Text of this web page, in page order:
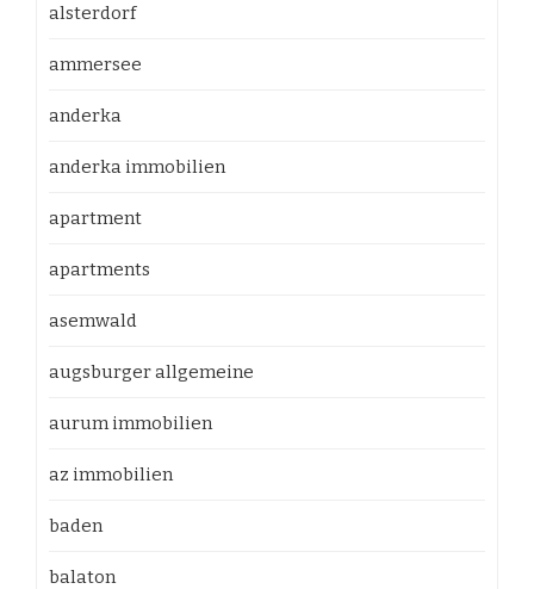
alsterdorf
ammersee
anderka
anderka immobilien
apartment
apartments
asemwald
augsburger allgemeine
aurum immobilien
az immobilien
baden
balaton